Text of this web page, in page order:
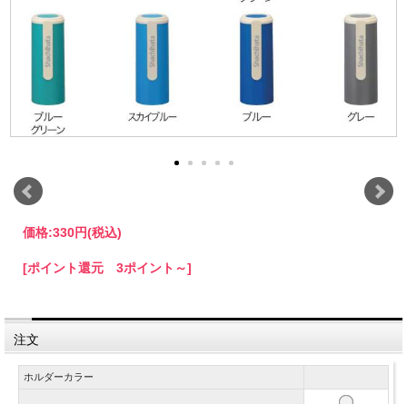
価格:330円(税込)
[ポイント還元 3ポイント～]
注文
ホルダーカラー